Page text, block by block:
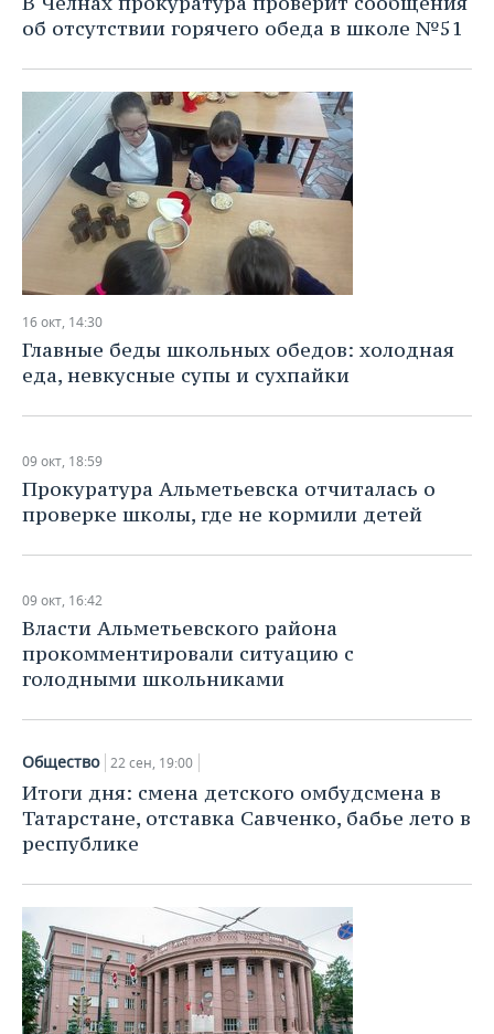
об отсутствии горячего обеда в школе №51
16 окт, 14:30
Главные беды школьных обедов: холодная
еда, невкусные супы и сухпайки
09 окт, 18:59
Прокуратура Альметьевска отчиталась о
проверке школы, где не кормили детей
09 окт, 16:42
Власти Альметьевского района
прокомментировали ситуацию с
голодными школьниками
Общество 22 сен, 19:00
Итоги дня: смена детского омбудсмена в
Татарстане, отставка Савченко, бабье лето в
республике